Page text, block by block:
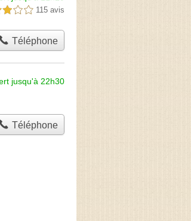
sur 5 115 avis
Téléphone
jusqu'à 22h30
Téléphone